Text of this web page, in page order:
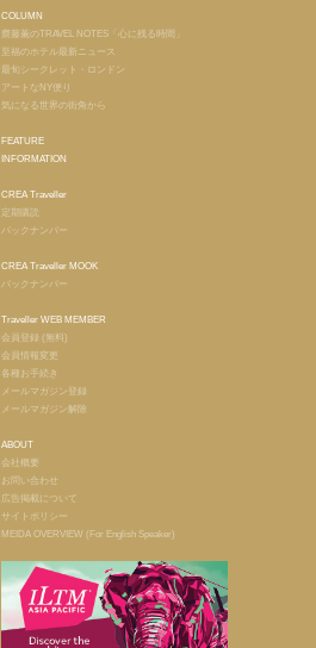
COLUMN
齋藤薫のTRAVEL NOTES「心に残る時間」
至福のホテル最新ニュース
最旬シークレット・ロンドン
アートなNY便り
気になる世界の街角から
FEATURE
INFORMATION
CREA Traveller
定期購読
バックナンバー
CREA Traveller MOOK
バックナンバー
Traveller WEB MEMBER
会員登録 (無料)
会員情報変更
各種お手続き
メールマガジン登録
メールマガジン解除
ABOUT
会社概要
お問い合わせ
広告掲載について
サイトポリシー
MEIDA OVERVIEW (For English Speaker)